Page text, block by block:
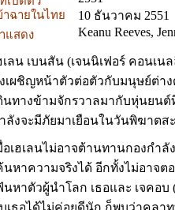
าฉายในไทย 10 ธันวาคม 2551
แสดง Keanu Reeves,
เลน เบนสัน (เจนนิเฟอร์ คอนเ
เผชิญหน้าตัวต่อตัวกับมนุษย์ต่า
นทางข้ามจักรวาลมากับหุ่นยนต์
ลังจะมีภัยมาเยือนในวันพิฆาตส
อเฮเลนไม่อาจต้านทานกองกำ
นหาความจริงได้ อีกทั้งไม่อาจ
นหาตัวผู้นำโลก เธอและ เจคอบ
เธอได้ไม่ค่อยดีนัก ก็พบว่าคลา